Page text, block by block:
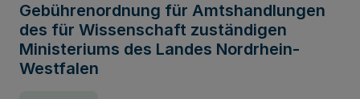
Gebührenordnung für Amtshandlungen
des für Wissenschaft zuständigen
Ministeriums des Landes Nordrhein-
Westfalen